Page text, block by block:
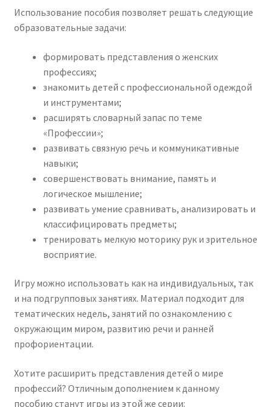
Использование пособия позволяет решать следующие
образовательные задачи:
формировать представления о женских
профессиях;
знакомить детей с профессиональной одеждой
и инструментами;
расширять словарный запас по теме
«Профессии»;
развивать связную речь и коммуникативные
навыки;
совершенствовать внимание, память и
логическое мышление;
развивать умение сравнивать, анализировать и
классифицировать предметы;
тренировать мелкую моторику рук и зрительное
восприятие.
Игру можно использовать как на индивидуальных, так
и на подгрупповых занятиях. Материал подходит для
тематических недель, занятий по ознакомлению с
окружающим миром, развитию речи и ранней
профориентации.
Хотите расширить представления детей о мире
профессий? Отличным дополнением к данному
пособию станут игры из этой же серии: